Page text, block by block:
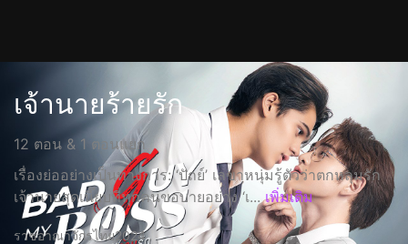
เจ้านายร้ายรัก
12 ตอน & 1 ตอนแยก
เรื่องย่ออย่างเป็นทางการ: ‘ปัถย์’ เลขาหนุ่มรู้ตัวว่าตกหลุมรัก
เจ้านายสุดเนี๊ยบที่ทุกคนขอบายอย่าง ‘เ... เพิ่มเติม
ราชอาณาจักรไทย2024